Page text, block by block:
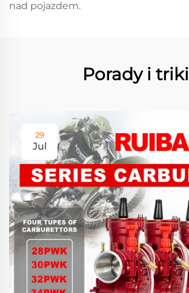
nad pojazdem.
Porady i triki
29
Jul